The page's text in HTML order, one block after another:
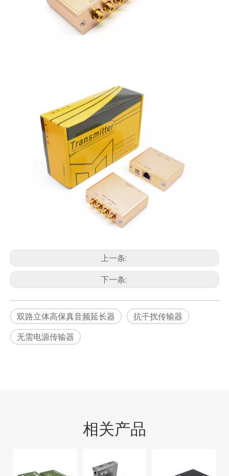
上一条:
下一条:
双路立体高保真音频延长器
抗干扰传输器
无需电源传输器
相关产品